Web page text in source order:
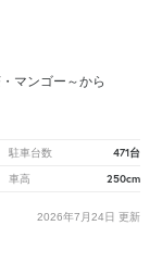
マンゴー～から
駐車台数 471台
車高 250cm
2026年7月24日 更新